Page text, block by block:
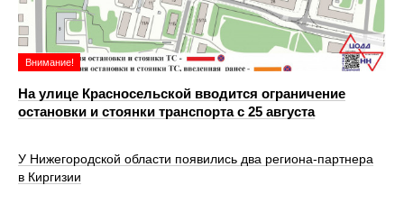
Внимание!
На улице Красносельской вводится ограничение
остановки и стоянки транспорта с 25 августа
У Нижегородской области появились два региона-партнера
в Киргизии